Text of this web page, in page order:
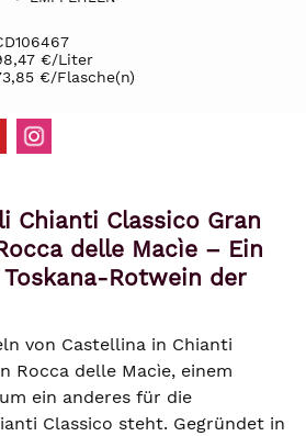
€/Liter
€/Flasche(n)
Chianti Classico Gran
delle Macìe – Ein
Rotwein der
von Castellina in Chianti
Rocca delle Macìe, einem
ein anderes für die
Classico steht. Gegründet in